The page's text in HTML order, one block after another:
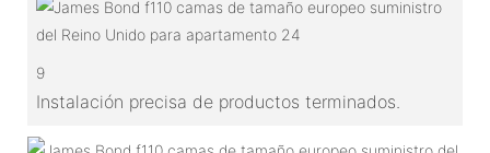
9
Instalación precisa de productos terminados.